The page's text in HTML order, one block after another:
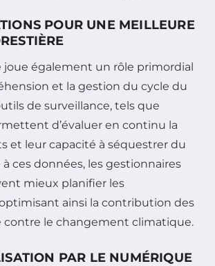
POUR UNE MEILLEURE
joue également un rôle primordial
et la gestion du cycle du
de surveillance, tels que
d’évaluer en continu la
et leur capacité à séquestrer du
à ces données, les gestionnaires
mieux planifier les
ainsi la contribution des
contre le changement climatique.
PAR LE NUMÉRIQUE